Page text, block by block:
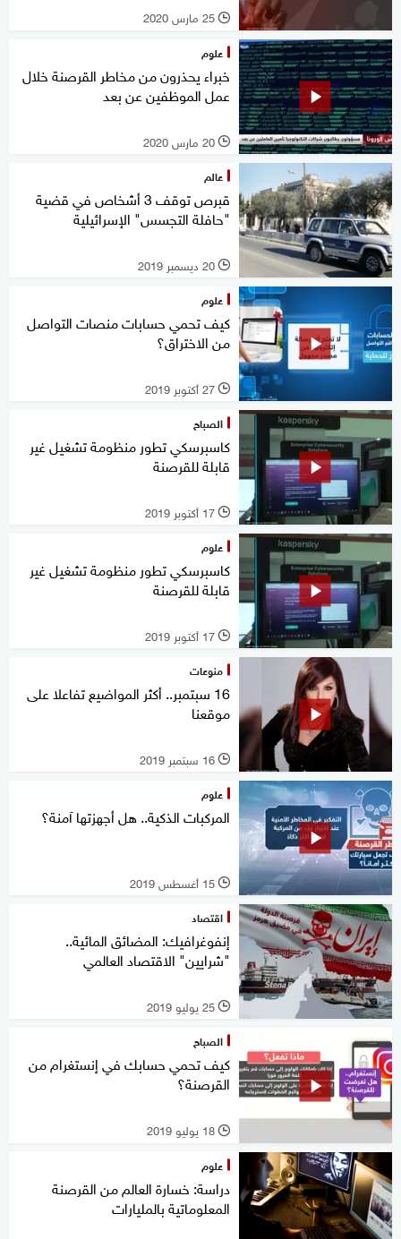
l 25 مارس 2020
علوم
خبراء يحذرون من مخاطر القرصنة خلال
عمل الموظفين عن بعد
l 20 مارس 2020
عالم
قبرص توقف 3 أشخاص في قضية
"حافلة التجسس" الإسرائيلية
l 20 ديسمبر 2019
علوم
كيف تحمي حسابات منصات التواصل
من الاختراق؟
l 27 أكتوبر 2019
الصباح
كاسبرسكي تطور منظومة تشغيل غير
قابلة للقرصنة
l 17 أكتوبر 2019
علوم
كاسبرسكي تطور منظومة تشغيل غير
قابلة للقرصنة
l 17 أكتوبر 2019
منوعات
16 سبتمبر.. أكثر المواضيع تفاعلا على
موقعنا
l 16 سبتمبر 2019
علوم
المركبات الذكية.. هل أجهزتها آمنة؟
l 15 أغسطس 2019
اقتصاد
إنفوغرافيك: المضائق المائية..
"شرايين" الاقتصاد العالمي
l 25 يوليو 2019
الصباح
كيف تحمي حسابك في إنستغرام من
القرصنة؟
l 18 يوليو 2019
علوم
دراسة: خسارة العالم من القرصنة
المعلوماتية بالمليارات